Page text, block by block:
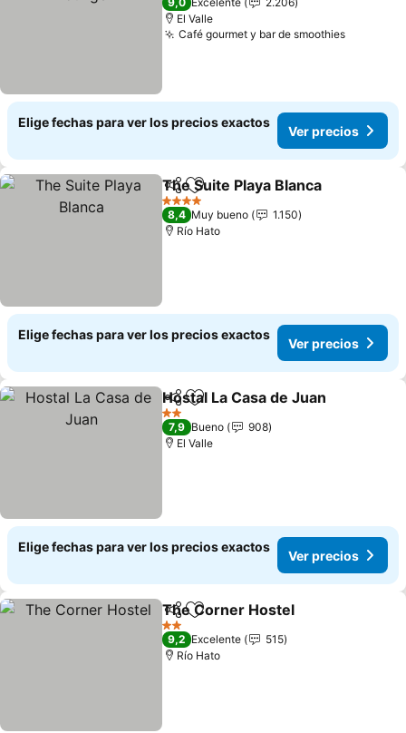
El Valle
Café gourmet y bar de smoothiesVer
Elige fechas para ver los precios exactos
Ver precios
Compartir
Agregar a favoritos
The Suite Playa Blanca
4 Estrellas
8,4 Muy bueno
1.150
Río Hato
Elige fechas para ver los precios exactos
Ver precios
CompartirAgregar a favoritos
Hostal La Casa de Juan
2 Estrellas
7,9 Bueno
908
El Valle
Elige fechas para ver los precios exactos
Ver precios
Compartir
Agregar a favoritos
The Corner Hostel
2 Estrellas
9,2 Excelente
515
Río Hato